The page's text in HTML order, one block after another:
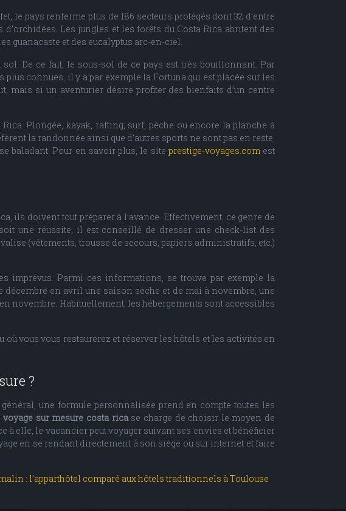
le pays renferme plus de 186 secteurs protégés dont 32 d’entre
Les jungles et les forêts du Costa Rica abritent des
guanacaste et des eucalyptus arc-en-ciel.
De ce fait, le sous-sol de ce pays est très bouillonnant. Par
connues, il y a par exemple la Fortuna qui est placée sur les
mais si un aventurier désire profiter des bienfaits d’un centre
Plongée, kayak, rafting, surf, pêche ou encore la planche à
la randonnée ainsi que d’autres sports ne sont pas en reste,
baladant. Pour en savoir plus, le site prestige-voyages.comest
ils doivent tout préparer à l’avance. Effectivement, ce genre de
une réussite, il est conseillé de dresser une check-list des
(vêtements, trousse de secours, papiers administratifs, etc.)
imprévus. Parmi ces informations, se trouve par exemple la
en avril une saison sèche et de mai à novembre, une
novembre. Habituellement, les hébergements sont accessibles
vous vous restaurerez et réserver les hôtels et les activités en
?
une formule personnalisée prend en compte toutes les
voyage sur mesure costa ricase charge de choisir le moyen de
à elle, le vacancier peut voyager suivant ses envies et bénéficier
en se rendant directement à son siège ou sur internet et faire
: l’apparthôtel comparé aux hôtels traditionnels à Toulouse